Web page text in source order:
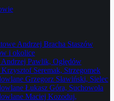
Andrzej Bracha Staszów
i okolice
Pawlik, Oględów
Seremak, Strzegomek
Grzegorz Sławiński, Sielec
Łukasz Góra, Suchowola
Maciej Kozoduj,